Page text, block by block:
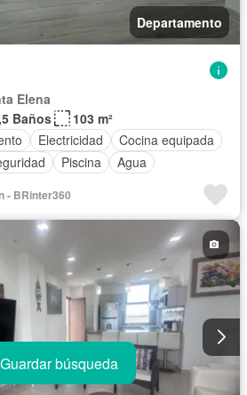
Departamento
Elena
Baños
103 m²
Electricidad
Cocina equipada
Piscina Agua
- BRinter360
Guardar búsqueda